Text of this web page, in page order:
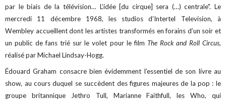
par le biais de la télévision… L’idée [du cirque] sera (…) centrale". Le
mercredi 11 décembre 1968, les studios d’Intertel Television, à
Wembley accueillent dont les artistes transformés en forains d’un soir et
un public de fans trié sur le volet pour le film The Rock and Roll Circus,
réalisé par Michael Lindsay-Hogg.
Édouard Graham consacre bien évidemment l’essentiel de son livre au
show, au cours duquel se succèdent des figures majeures de la pop : le
groupe britannique Jethro Tull, Marianne Faithfull, les Who, qui